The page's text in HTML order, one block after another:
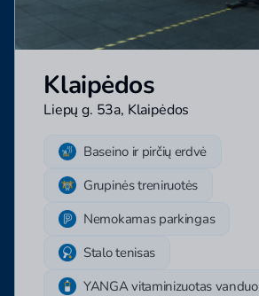
Klaipėdos
Liepų g. 53a, Klaipėdos
Baseino ir pirčių erdvė
Grupinės treniruotės
Nemokamas parkingas
Stalo tenisas
YANGA vitaminizuotas vanduo